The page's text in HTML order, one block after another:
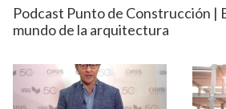
Podcast Punto de Construcción |
mundo de la arquitectura